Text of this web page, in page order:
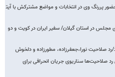
پررنگ وی در انتخابات و مواضع مشترکش با آیت​
نامزدهای مجلس در استان گیلان/ سفیر ایران در کویت و دو
صلاحیت نورا،جعفرزاده، مطورزاده و دلخوش
صلاحیت‌ها سناریوی جریان انحرافی برای